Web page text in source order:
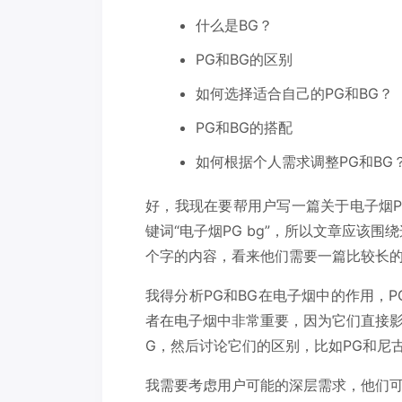
什么是BG？
PG和BG的区别
如何选择适合自己的PG和BG？
PG和BG的搭配
如何根据个人需求调整PG和BG
好，我现在要帮用户写一篇关于电子烟
键词“电子烟PG bg”，所以文章应该围
个字的内容，看来他们需要一篇比较长
我得分析PG和BG在电子烟中的作用，
者在电子烟中非常重要，因为它们直接
G，然后讨论它们的区别，比如PG和尼
我需要考虑用户可能的深层需求，他们